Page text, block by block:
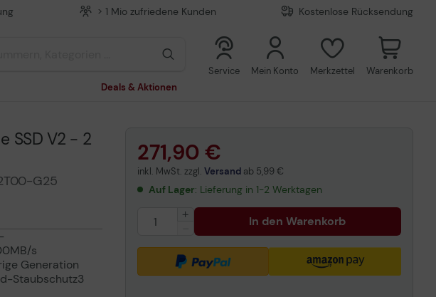
> 1 Mio zufriedene Kunden Kostenlose Rücksendung
Deals & Aktionen
Service Mein Konto Merkzettel Warenkorb
SSD V2 - 2
G25
s
Generation
Staubschutz3
271,90 €
inkl. MwSt. zzgl. Versandab 5,99 €
Auf Lager: Lieferung in 1-2 Werktagen
In den Warenkorb